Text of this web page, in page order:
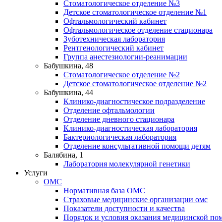
Стоматологическое отделение №3
Детское стоматологическое отделение №1
Офтальмологический кабинет
Офтальмологическое отделение стационара
Зуботехническая лаборатория
Рентгенологический кабинет
Группа анестезиологии-реанимации
Бабушкина, 48
Стоматологическое отделение №2
Детское стоматологическое отделение №2
Бабушкина, 44
Клинико-диагностическое подразделение
Отделение офтальмологии
Отделение дневного стационара
Клинико-диагностическая лаборатория
Бактериологическая лаборатория
Отделение консультативной помощи детям
Балябина, 1
Лаборатория молекулярной генетики
Услуги
ОМС
Нормативная база ОМС
Страховые медицинские организации омс
Показатели доступности и качества
Порядок и условия оказания медицинской